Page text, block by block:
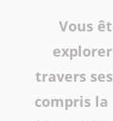
Vous
travers
compris la